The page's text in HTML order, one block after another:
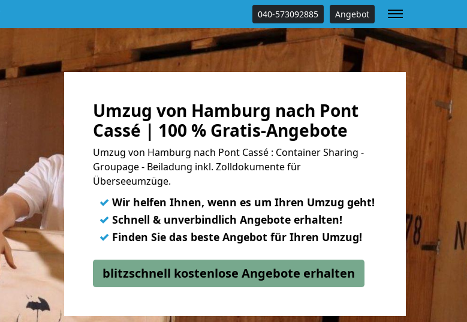
040-573092885 Angebot
Umzug von Hamburg nach Pont
Cassé | 100 % Gratis-Angebote
Umzug von Hamburg nach Pont Cassé : Container Sharing -
Groupage - Beiladung inkl. Zolldokumente für
Überseeumzüge.
✓ Wir helfen Ihnen, wenn es um Ihren Umzug geht!
✓ Schnell & unverbindlich Angebote erhalten!
✓ Finden Sie das beste Angebot für Ihren Umzug!
blitzschnell kostenlose Angebote erhalten